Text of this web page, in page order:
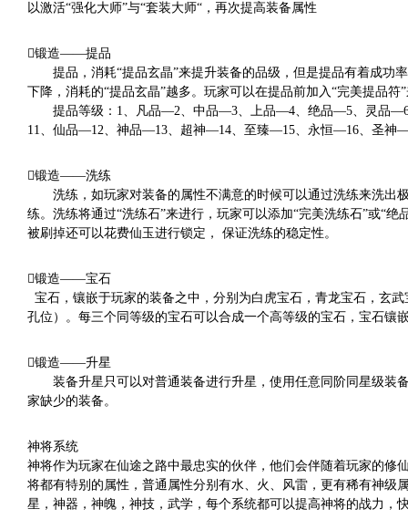
以激活“强化大师”与“套装大师“，再次提高装备属性
锻造——提品
提品，消耗“提品玄晶”来提升装备的品级，但是提品有着成功
下降，消耗的“提品玄晶”越多。玩家可以在提品前加入“完美提品符
提品等级：1、凡品—2、中品—3、上品—4、绝品—5、灵品
11、仙品—12、神品—13、超神—14、至臻—15、永恒—16、圣神
锻造——洗练
洗练，如玩家对装备的属性不满意的时候可以通过洗练来洗出
练。洗练将通过“洗练石”来进行，玩家可以添加“完美洗练石”或“
被刷掉还可以花费仙玉进行锁定， 保证洗练的稳定性。
锻造——宝石
宝石，镶嵌于玩家的装备之中，分别为白虎宝石，青龙宝石，玄
孔位）。每三个同等级的宝石可以合成一个高等级的宝石，宝石镶
锻造——升星
装备升星只可以对普通装备进行升星，使用任意同阶同星级装
家缺少的装备。
神将系统
神将作为玩家在仙途之路中最忠实的伙伴，他们会伴随着玩家的修
将都有特别的属性，普通属性分别有水、火、风雷，更有稀有神
星，神器，神魄，神技，武学，每个系统都可以提高神将的战力，